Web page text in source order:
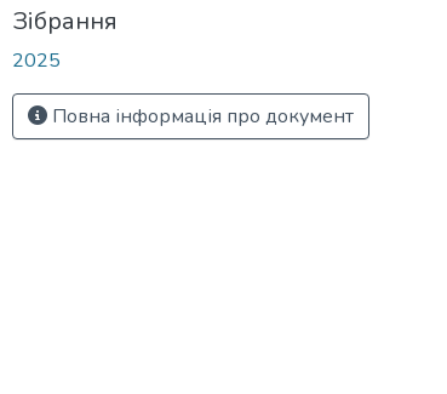
Зібрання
2025
Повна інформація про документ